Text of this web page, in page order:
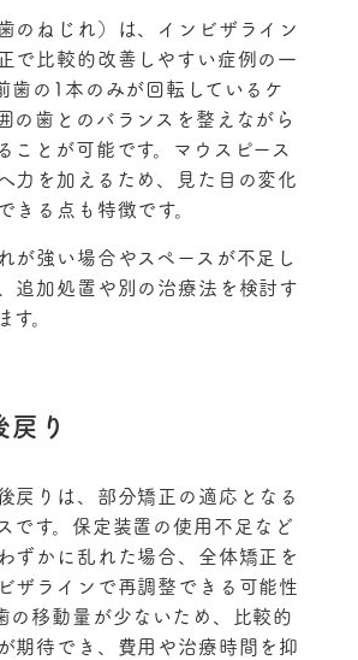
のねじれ）は、インビザライン
で比較的改善しやすい症例の一
歯の1本のみが回転しているケ
の歯とのバランスを整えながら
ことが可能です。マウスピース
力を加えるため、見た目の変化
きる点も特徴です。
が強い場合やスペースが不足し
追加処置や別の治療法を検討す
。
り
戻りは、部分矯正の適応となる
です。保定装置の使用不足など
ずかに乱れた場合、全体矯正を
ザラインで再調整できる可能性
の移動量が少ないため、比較的
期待でき、費用や治療時間を抑